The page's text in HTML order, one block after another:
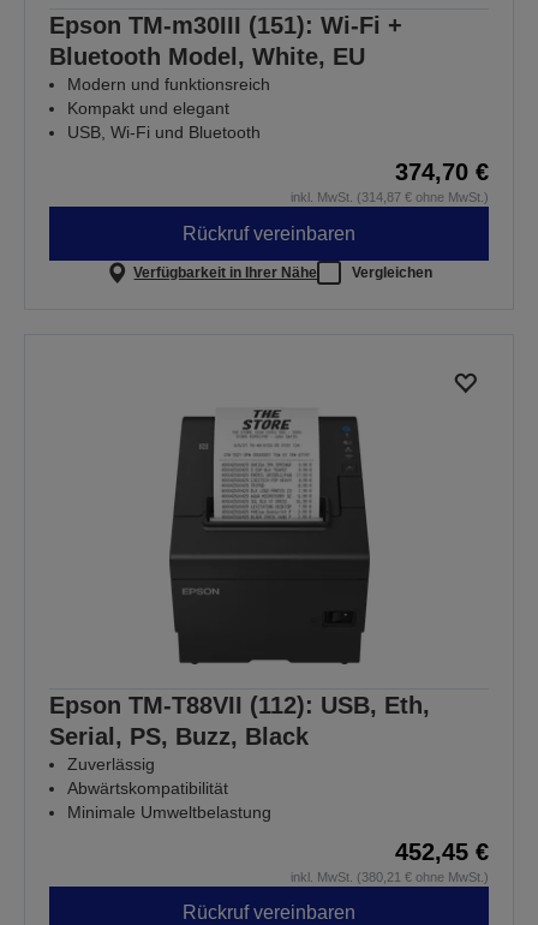
Epson TM-m30III (151): Wi-Fi +
Bluetooth Model, White, EU
Modern und funktionsreich
Kompakt und elegant
USB, Wi-Fi und Bluetooth
374,70 €
inkl. MwSt. (314,87 € ohne MwSt.)
Rückruf vereinbaren
Verfügbarkeit in Ihrer Nähe Vergleichen
Epson TM-T88VII (112): USB, Eth,
Serial, PS, Buzz, Black
Zuverlässig
Abwärtskompatibilität
Minimale Umweltbelastung
452,45 €
inkl. MwSt. (380,21 € ohne MwSt.)
Rückruf vereinbaren